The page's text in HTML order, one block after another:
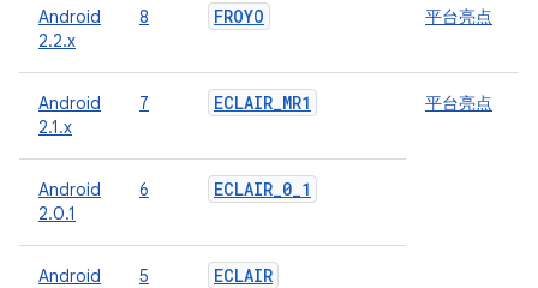
Android
2.2.x
8 FROYO 平台亮点
Android
2.1.x
7 ECLAIR_MR1 平台亮点
Android
2.0.1
6 ECLAIR_0_1
Android
5 ECLAIR